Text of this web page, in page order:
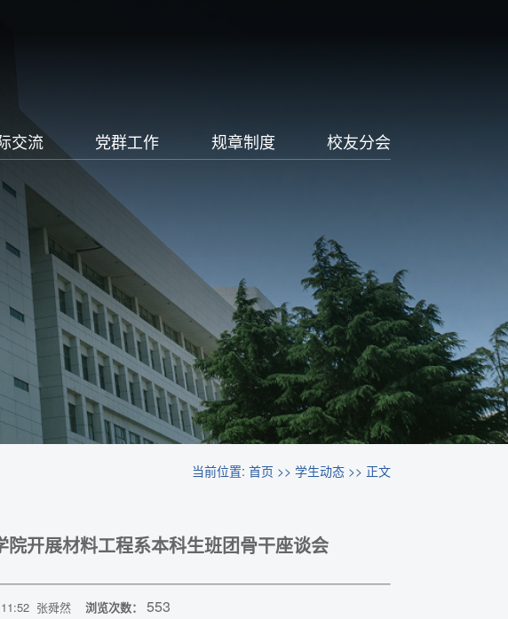
交流 党群工作 规章制度 校友分会
当前位置: 首页 >> 学生动态 >> 正文
开展材料工程系本科生班团骨干座谈会
张舜然 浏览次数： 553